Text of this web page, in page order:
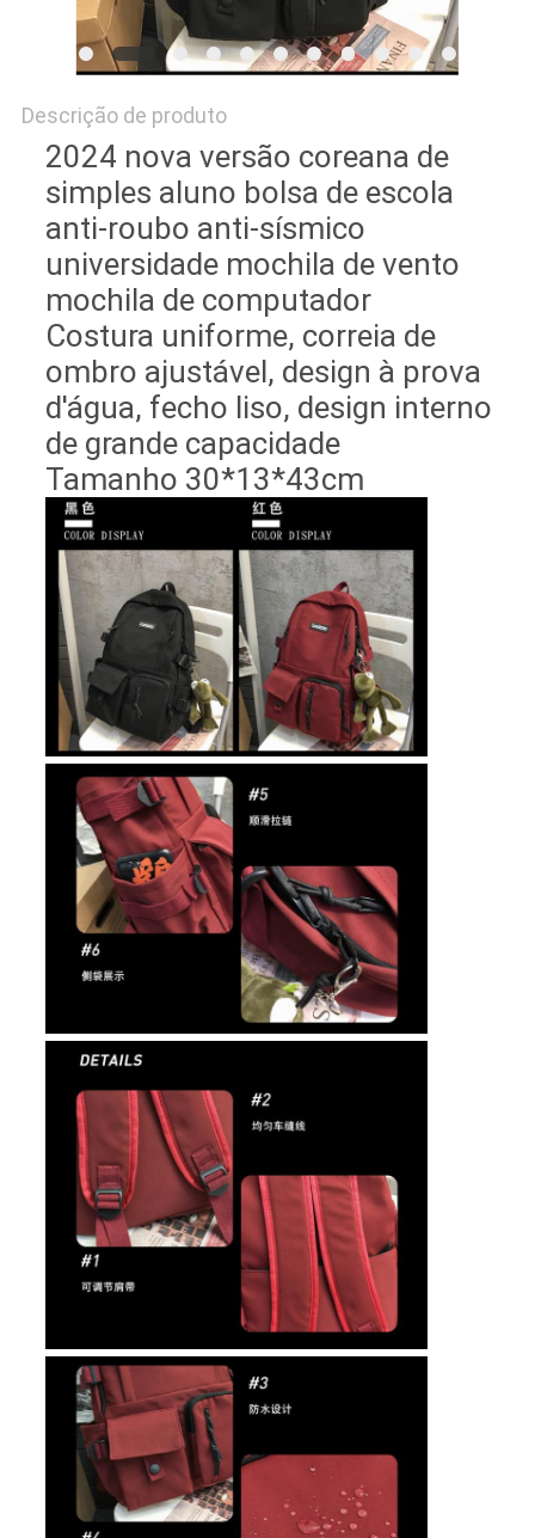
Descrição de produto
2024 nova versão coreana de
simples aluno bolsa de escola
anti-roubo anti-sísmico
universidade mochila de vento
mochila de computador
Costura uniforme, correia de
ombro ajustável, design à prova
d'água, fecho liso, design interno
de grande capacidade
Tamanho 30*13*43cm